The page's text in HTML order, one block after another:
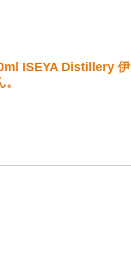
ISEYA Distillery 伊